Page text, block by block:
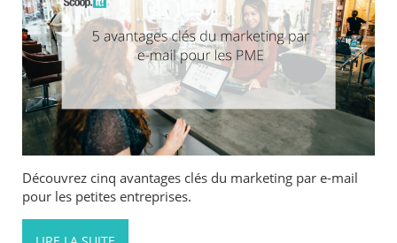
Découvrez cinq avantages clés du marketing par e-mail
pour les petites entreprises.